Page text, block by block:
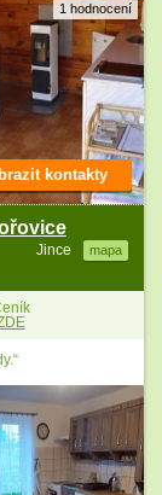
1 hodnocení
Jince mapa
kontakty